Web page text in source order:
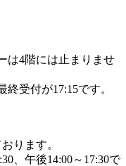
は4階には止まりませ
受付が17:15です。
ります。
、午後14:00～17:30で